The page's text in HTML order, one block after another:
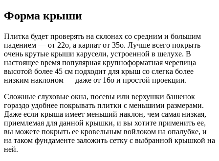
Форма крыши
Плитка будет проверять на склонах со средним и большим
падением — от 22o, а карпат от 35o. Лучше всего покрыть
очень крутые крыши карусели, устроенной в шелухе. В
настоящее время популярная крупноформатная черепица
высотой более 45 см подходит для крыш со слегка более
низким наклоном — даже от 16o и простой проекции.
Сложные слуховые окна, посевы или верхушки башенок
гораздо удобнее покрывать плитки с меньшими размерами.
Даже если крыша имеет меньший наклон, чем самая низкая,
приемлемая для данной крышки, и вы хотите применить ее,
вы можете покрыть ее кровельным войлоком на опалубке, и
на таком фундаменте заложить сетку с выбранной крышкой на
ней.